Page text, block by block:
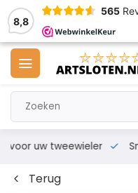
8,8
565
voor uw tweewieler
Terug